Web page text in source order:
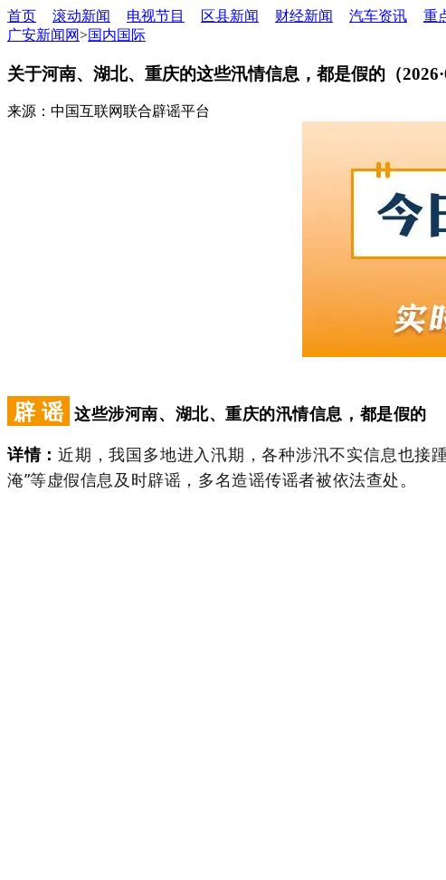
首页 滚动新闻 电视节目 区县新闻 财经新闻 汽车资讯 重
广安新闻网>国内国际
关于河南、湖北、重庆的这些汛情信息，都是假的（
来源：中国互联网联合辟谣平台
辟 谣 这些涉河南、湖北、重庆的汛情信息，都是假的
详情：近期，我国多地进入汛期，各种涉汛不实信息也接
淹”等虚假信息及时辟谣，多名造谣传谣者被依法查处。